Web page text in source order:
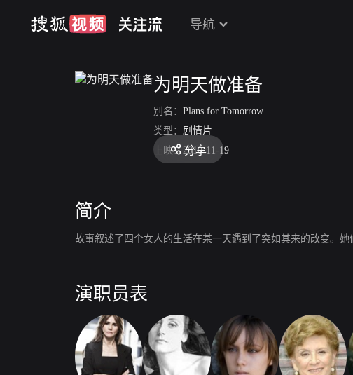
导航
为明天做准备
别名： Plans for Tomorrow
类型： 剧情片
上映： 2010-11-19
分享
简介
故事叙述了四个女人的生活在某一天遇到了突如其来的改变。
演职员表